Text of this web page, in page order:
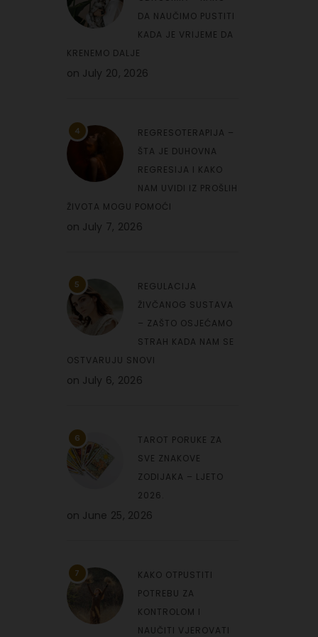
DA NAUČIMO PUSTITI
KADA JE VRIJEME DA
KRENEMO DALJE
on July 20, 2026
4
REGRESOTERAPIJA –
ŠTA JE DUHOVNA
REGRESIJA I KAKO
NAM UVIDI IZ PROŠLIH
ŽIVOTA MOGU POMOĆI
on July 7, 2026
5
REGULACIJA
ŽIVČANOG SUSTAVA
– ZAŠTO OSJEĆAMO
STRAH KADA NAM SE
OSTVARUJU SNOVI
on July 6, 2026
6
TAROT PORUKE ZA
SVE ZNAKOVE
ZODIJAKA – LJETO
2026.
on June 25, 2026
7
KAKO OTPUSTITI
POTREBU ZA
KONTROLOM I
NAUČITI VJEROVATI